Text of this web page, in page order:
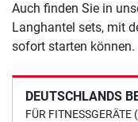
DEUTSCHLANDS
FÜR
Auch finden Sie in
Langhantel sets, mit
sofort starten können.